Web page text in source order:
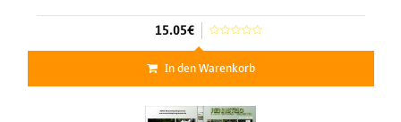
15.05€
In den Warenkorb